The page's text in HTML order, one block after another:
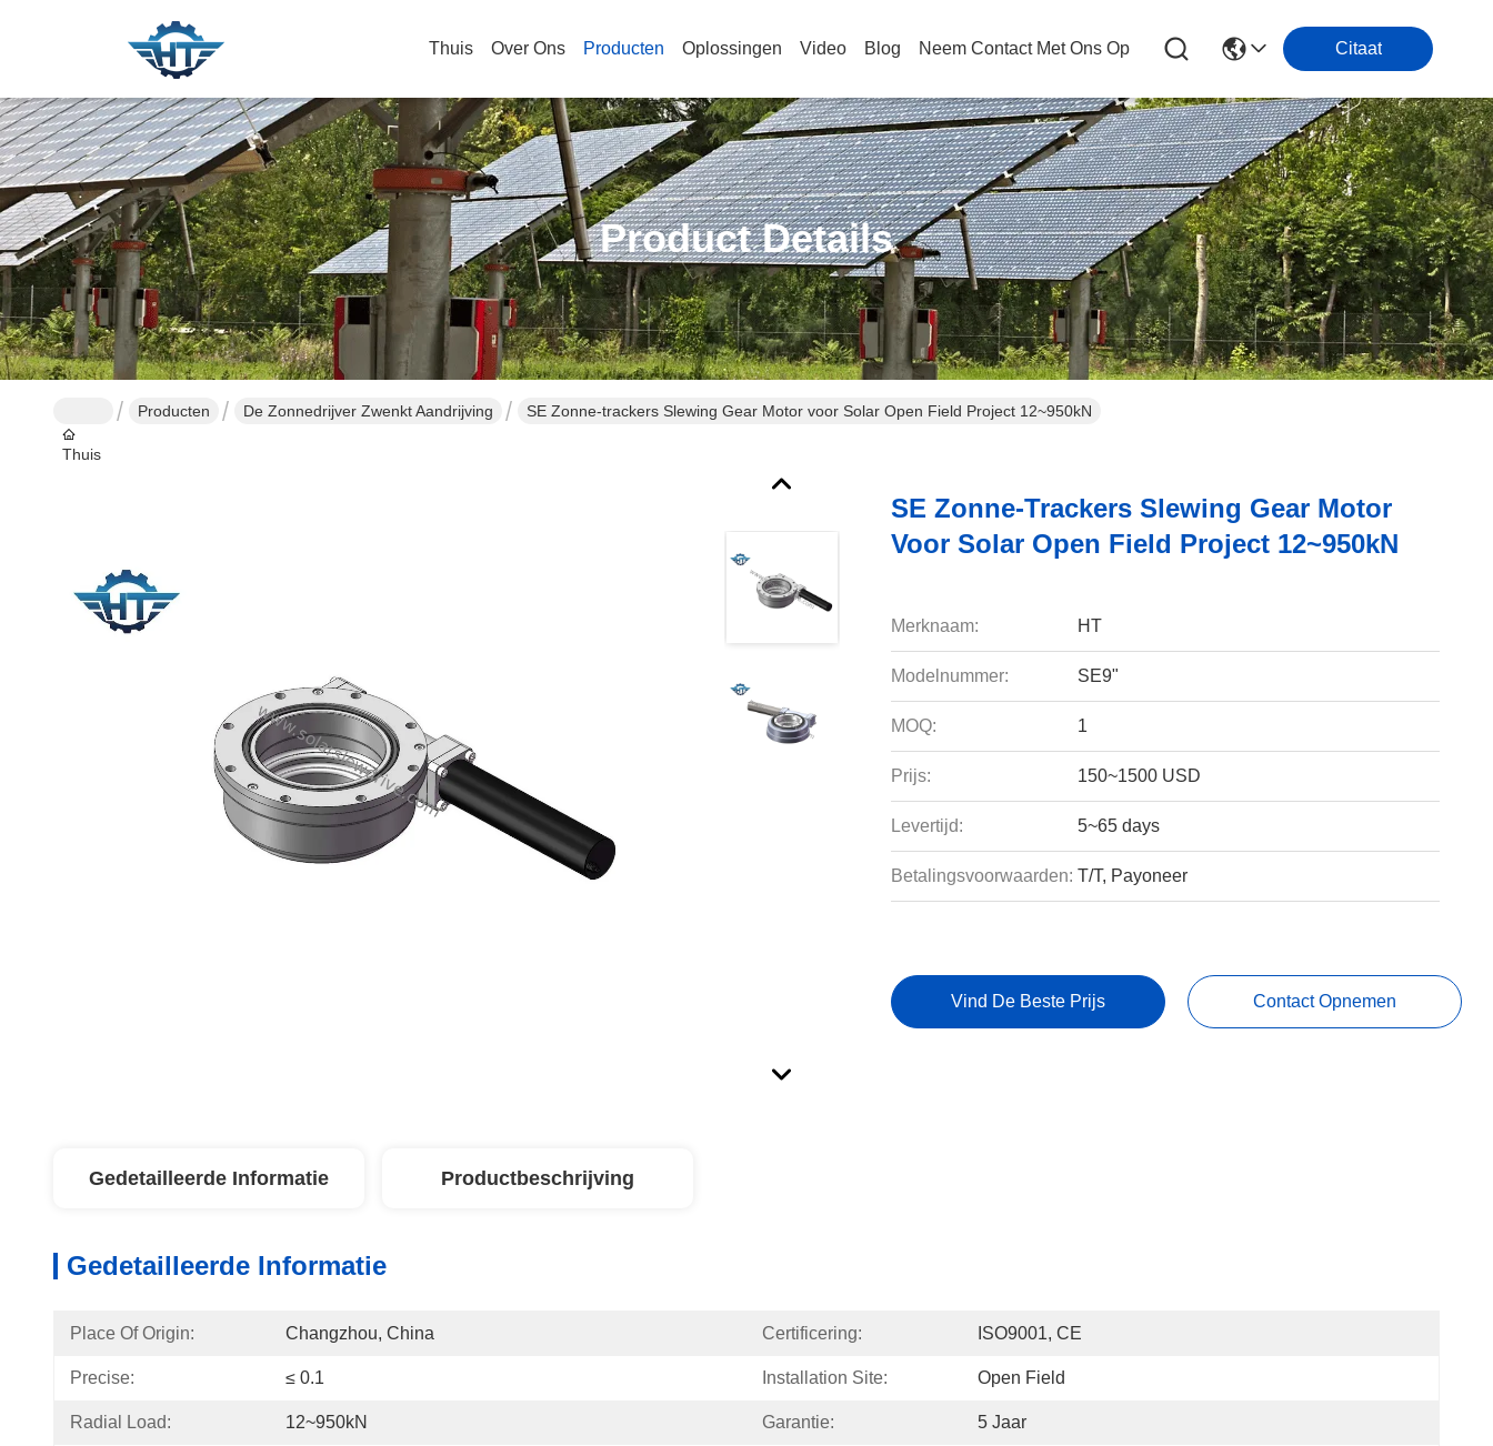
Thuis Over Ons Producten Oplossingen Video Blog Neem Contact Met Ons Op Citaat
Product Details
Thuis
Producten De Zonnedrijver Zwenkt Aandrijving SE Zonne-trackers Slewing Gear Motor voor Solar Open Field Project 12~950kN
SE Zonne-Trackers Slewing Gear Motor
Voor Solar Open Field Project 12~950kN
Merknaam: HT
Modelnummer: SE9"
MOQ: 1
Prijs: 150~1500 USD
Levertijd: 5~65 days
Betalingsvoorwaarden: T/T, Payoneer
Vind De Beste Prijs Contact Opnemen
Gedetailleerde Informatie Productbeschrijving
Gedetailleerde Informatie
Place Of Origin: Changzhou, China Certificering: ISO9001, CE
Precise: ≤ 0.1 Installation Site: Open Field
Radial Load: 12~950kN Garantie: 5 Jaar